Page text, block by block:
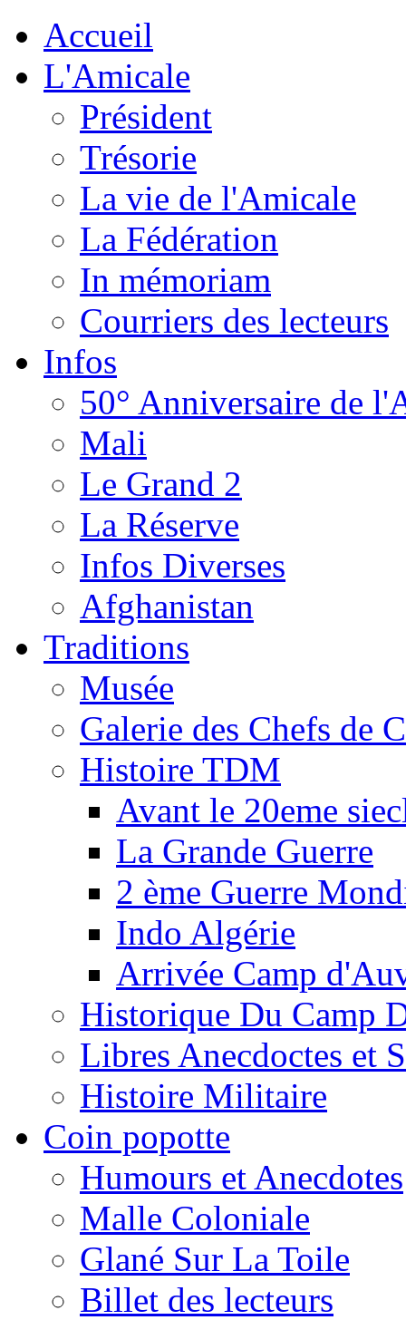
Accueil
L'Amicale
Président
Trésorie
La vie de l'Amicale
La Fédération
In mémoriam
Courriers des lecteurs
Infos
50° Anniversaire de
Mali
Le Grand 2
La Réserve
Infos Diverses
Afghanistan
Traditions
Musée
Galerie des Chefs de
Histoire TDM
Avant le 20eme
La Grande Guerre
2 ème Guerre
Indo Algérie
Arrivée Camp
Historique Du Camp
Libres Anecdoctes et
Histoire Militaire
Coin popotte
Humours et Anecdotes
Malle Coloniale
Glané Sur La Toile
Billet des lecteurs